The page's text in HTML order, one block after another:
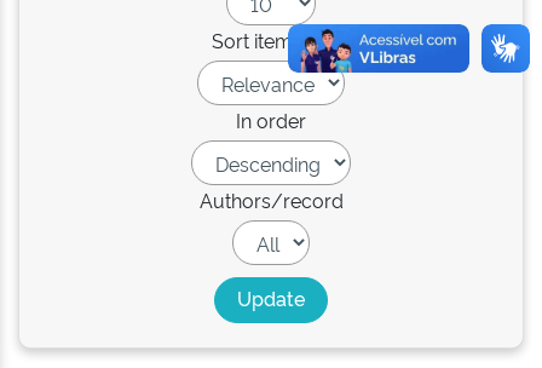
Sort items by
In order
Authors/record